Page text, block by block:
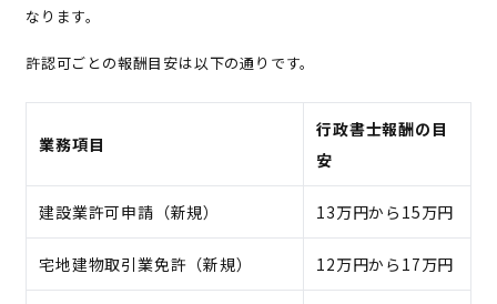
なります。
許認可ごとの報酬目安は以下の通りです。
業務項目
行政書士報酬の目
安
建設業許可申請（新規） 13万円から15万円
宅地建物取引業免許（新規） 12万円から17万円